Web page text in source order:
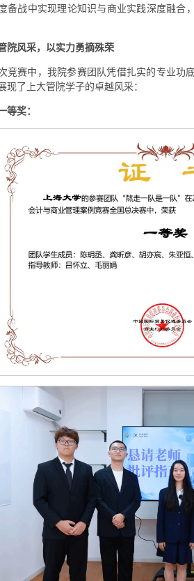
备战中实现理论知识与商业实践深度融合
院风采，以实力勇摘殊荣
竞赛中，我院参赛团队凭借扎实的专业功
现了上大管院学子的卓越风采：
等奖：